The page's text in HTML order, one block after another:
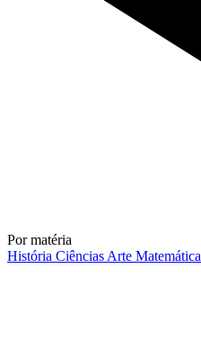
Por matéria
História Ciências Arte Matemática